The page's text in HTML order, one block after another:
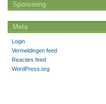
Sponsoring
Meta
Login
Vermeldingen feed
Reacties feed
WordPress.org